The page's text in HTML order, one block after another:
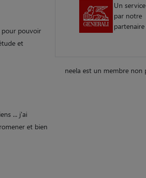
pour pouvoir
et
... j'ai
et bien
Un
par notre
neela est un membre non